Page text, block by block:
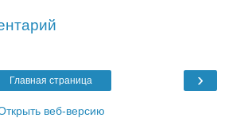
›
Главная страница
веб-версию